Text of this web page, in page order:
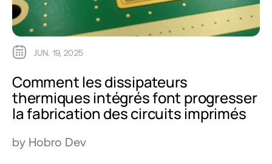
JUN. 19, 2025
Comment les dissipateurs
thermiques intégrés font progresser
la fabrication des circuits imprimés
by Hobro Dev